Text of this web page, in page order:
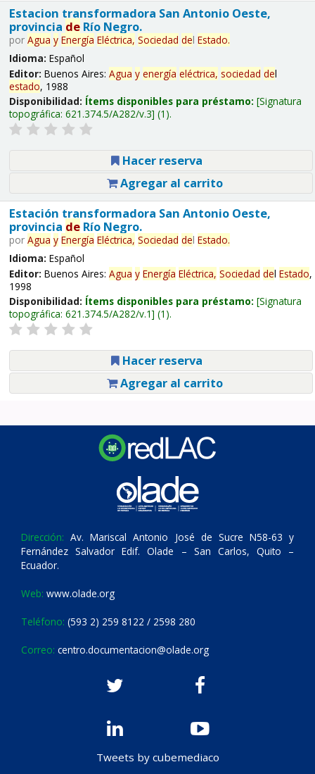
Estacion transformadora San Antonio Oeste,
provincia deRío Negro.
por Agua y Energía Eléctrica, Sociedad del Estado.
Idioma: Español
Editor: Buenos Aires: Agua y energía eléctrica, sociedad del
estado, 1988
Disponibilidad: Ítems disponibles para préstamo: Signatura
topográfica: 621.374.5/A282/v.3 (1).
Hacer reserva
Agregar al carrito
Estación transformadora San Antonio Oeste,
provincia deRío Negro.
por Agua y Energía Eléctrica, Sociedad del Estado.
Idioma: Español
Editor: Buenos Aires: Agua y Energía Eléctrica, Sociedad del Estado,
1998
Disponibilidad: Ítems disponibles para préstamo: Signatura
topográfica: 621.374.5/A282/v.1 (1).
Hacer reserva
Agregar al carrito
Dirección: Av. Mariscal Antonio José de Sucre N58-63 y
Fernández Salvador Edif. Olade – San Carlos, Quito –
Ecuador.
Web: www.olade.org
Teléfono: (593 2) 259 8122 / 2598 280
Correo: centro.documentacion@olade.org
Tweets by cubemediaco